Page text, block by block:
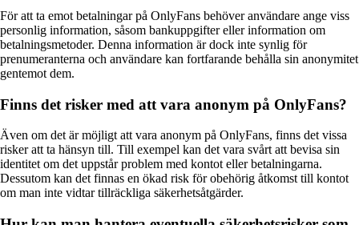
För att ta emot betalningar på OnlyFans behöver användare ange viss
personlig information, såsom bankuppgifter eller information om
betalningsmetoder. Denna information är dock inte synlig för
prenumeranterna och användare kan fortfarande behålla sin anonymitet
gentemot dem.
Finns det risker med att vara anonym på OnlyFans?
Även om det är möjligt att vara anonym på OnlyFans, finns det vissa
risker att ta hänsyn till. Till exempel kan det vara svårt att bevisa sin
identitet om det uppstår problem med kontot eller betalningarna.
Dessutom kan det finnas en ökad risk för obehörig åtkomst till kontot
om man inte vidtar tillräckliga säkerhetsåtgärder.